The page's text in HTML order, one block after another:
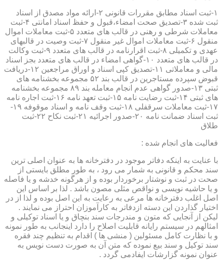
۱-ثبت اسناد مطابق مقررات قانونی ۲-ارائه مواد مصدق از اسناد
ثبت شده ۳-تصدیق صحت امضاء،قبول و حفظ اسناد امانتی ۴-ثبت
معاملات شرطی و رهنی در قالب های متعدد ۵-ثبت معاملات اموال
منقول ۶-ثبت معاملات اموال غیر منقول ۷-ثبت وصیت در قالبهای
عهدی و تکمیلی ۸-ثبت اقرارنامه در قالب های متعدد ۹-ثبت وکالت
در قالب های متعدد ۱۰-گواهی امضاء در قالب های متعدد بجز اسناد
مالی و معاملاتی ۱۱-تصدیق کپی اسناد و اوراق مراجعین ۱۲-دریافت
قبوض سپرده مستاجرین در قالب بند ۵۲ مجموعه بخشنامه های
ثبتی ۱۳-صدور گواهی عدم انجام معامله بند ۸۹ مجموعه بخشنامه
های ثبتی ۱۴-ثبت رضایت نامه ۱۵-ثبت تعهد نامه ۱۶-ثبت اجاره نامه
۱۷-ثبت معاملات سرقفلی ۱۸-ثبت وقف نامه و اسناد موقوفه ۱۹-
ثبت اسناد ضمانت نامه ۲۰-صدور اجرائیه ۲۱-ثبت نکاح ۲۲-ثبت
طلاق
فعالیت های انجام شده :
با عنایت به اینکه دفاتر موجود در دفترخانه ها به عنوان اصلی ترین
سند محکم و قانونی به شمار می رود ، به طور مطلق بایستی از
صحت در ثبت و نوشتار برخوردار بوده و از هرگونه خدشه و یا فاصله
و یا حاشیه نویسی و نواقص مثلی مصون باشد . لذا بر اساس این
اصل اغلب دفترخانه ها مرعی به رعایت به این اصل بوده و لذا از در
اختیار گذاردن این دسته ازدفاتر به کارآموزان احتراز می نمایند .
لیکن از آنجایی که متون و مندرجات سند بنچاق و یا اسناد توکیلی و
امثالهم در سیستم رایانه قابلیت اصلاح را دارد اینجانب به طور نمونه
و با نظارت کامل مسئولین ( منشی ها ) اقدام به تنظیم چند فقره
سند توکیل و سند بیع نموده که متن آن به صورت دست نویس به
عنوان نمونه گزارشات ایفادمی گردد .